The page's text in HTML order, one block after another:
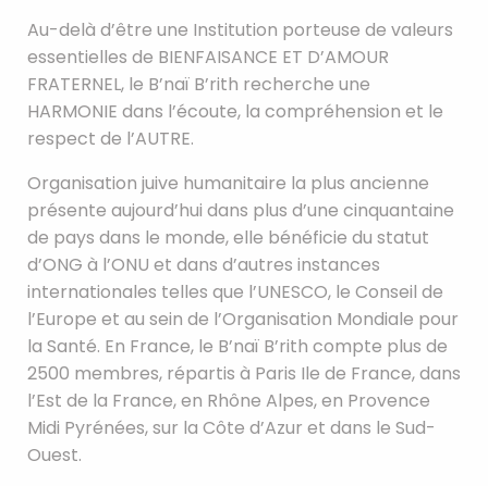
Au-delà d’être une Institution porteuse de valeurs
essentielles de BIENFAISANCE ET D’AMOUR
FRATERNEL, le B’naï B’rith recherche une
HARMONIE dans l’écoute, la compréhension et le
respect de l’AUTRE.
Organisation juive humanitaire la plus ancienne
présente aujourd’hui dans plus d’une cinquantaine
de pays dans le monde, elle bénéficie du statut
d’ONG à l’ONU et dans d’autres instances
internationales telles que l’UNESCO, le Conseil de
l’Europe et au sein de l’Organisation Mondiale pour
la Santé. En France, le B’naï B’rith compte plus de
2500 membres, répartis à Paris Ile de France, dans
l’Est de la France, en Rhône Alpes, en Provence
Midi Pyrénées, sur la Côte d’Azur et dans le Sud-
Ouest.